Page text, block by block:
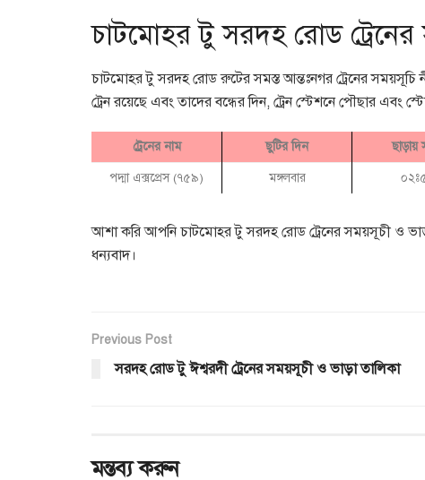
চাটমোহর টু সরদহ রোড ট্রেনের
চাটমোহর টু সরদহ রোড রুটের সমস্ত আন্তঃনগর ট্রেনের সময়সূচি
ট্রেন রয়েছে এবং তাদের বন্ধের দিন, ট্রেন স্টেশনে পৌছার এবং
ট্রেনের নাম ছুটির দিন ছাড়ায়
পদ্মা এক্সপ্রেস (৭৫৯) মঙ্গলবার
আশা করি আপনি চাটমোহর টু সরদহ রোড ট্রেনের সময়সূচী ও
ধন্যবাদ।
Previous Post
সরদহ রোড টু ঈশ্বরদী ট্রেনের সময়সূচী ও ভাড়া তালিকা
মন্তব্য করুন